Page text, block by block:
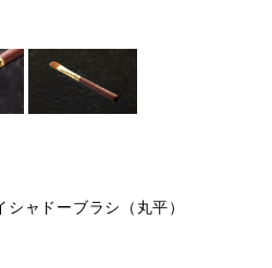
ャドーブラシ（丸平）